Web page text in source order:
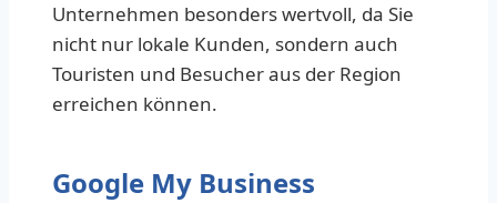
Unternehmen besonders wertvoll, da Sie
nicht nur lokale Kunden, sondern auch
Touristen und Besucher aus der Region
erreichen können.
Google My Business